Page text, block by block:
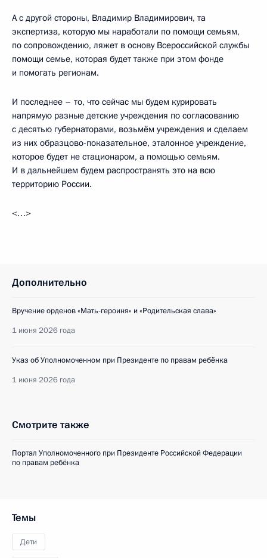
А с другой стороны, Владимир Владимирович, та
экспертиза, которую мы наработали по помощи семьям,
по сопровождению, ляжет в основу Всероссийской службы
помощи семье, которая будет также при этом фонде
и помогать регионам.
И последнее – то, что сейчас мы будем курировать
напрямую разные детские учреждения по согласованию
с десятью губернаторами, возьмём учреждения и сделаем
из них образцово-показательное, эталонное учреждение,
которое будет не стационаром, а помощью семьям.
И в дальнейшем будем распространять это на всю
территорию России.
<…>
Дополнительно
Вручение орденов «Мать-героиня» и «Родительская слава»
1 июня 2026 года
Указ об Уполномоченном при Президенте по правам ребёнка
1 июня 2026 года
Смотрите также
Портал Уполномоченного при Президенте Российской Федерации
по правам ребёнка
Темы
Дети